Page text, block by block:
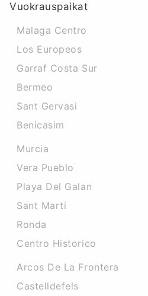
Vuokrauspaikat
Malaga Centro
Los Europeos
Garraf Costa Sur
Bermeo
Sant Gervasi
Benicasim
Murcia
Vera Pueblo
Playa Del Galan
Sant Marti
Ronda
Centro Historico
Arcos De La Frontera
Castelldefels